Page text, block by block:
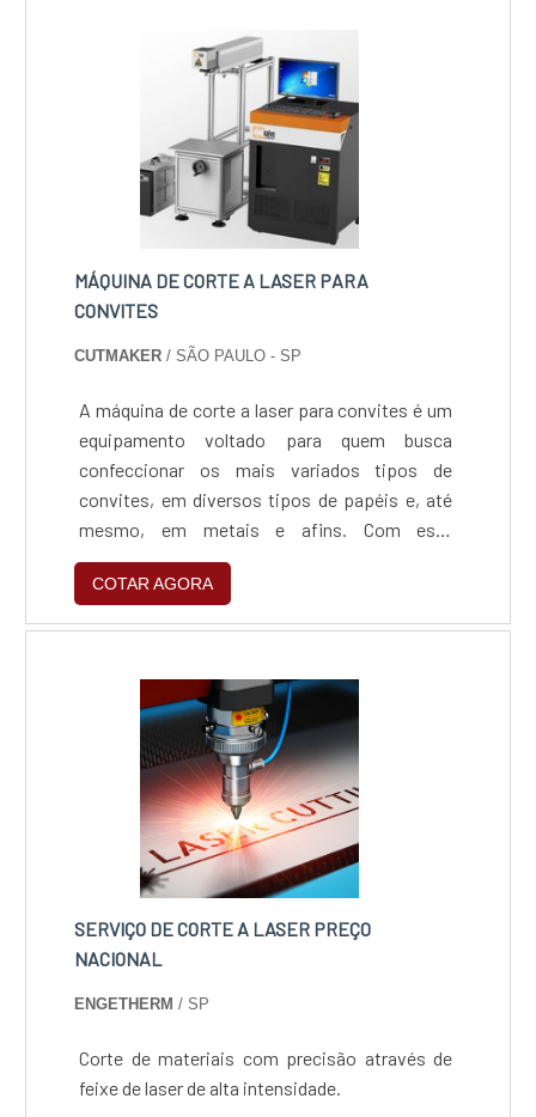
MÁQUINA DE CORTE A LASER PARA
CONVITES
CUTMAKER / SÃO PAULO - SP
A máquina de corte a laser para convites é um
equipamento voltado para quem busca
confeccionar os mais variados tipos de
convites, em diversos tipos de papéis e, até
mesmo, em metais e afins. Com este
equipamento, você pode automatizar todo o
processo do corte e gravação, padronizando a
alta qualidade e aumentando a produtividade.O
CO2, produzido através da emissão de gases
que são catalisadores....
COTAR AGORA
SERVIÇO DE CORTE A LASER PREÇO
NACIONAL
ENGETHERM / SP
Corte de materiais com precisão através de
feixe de laser de alta intensidade.